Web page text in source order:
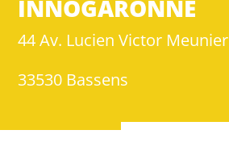
INNOGARONNE
44 Av. Lucien Victor Meunier
33530 Bassens